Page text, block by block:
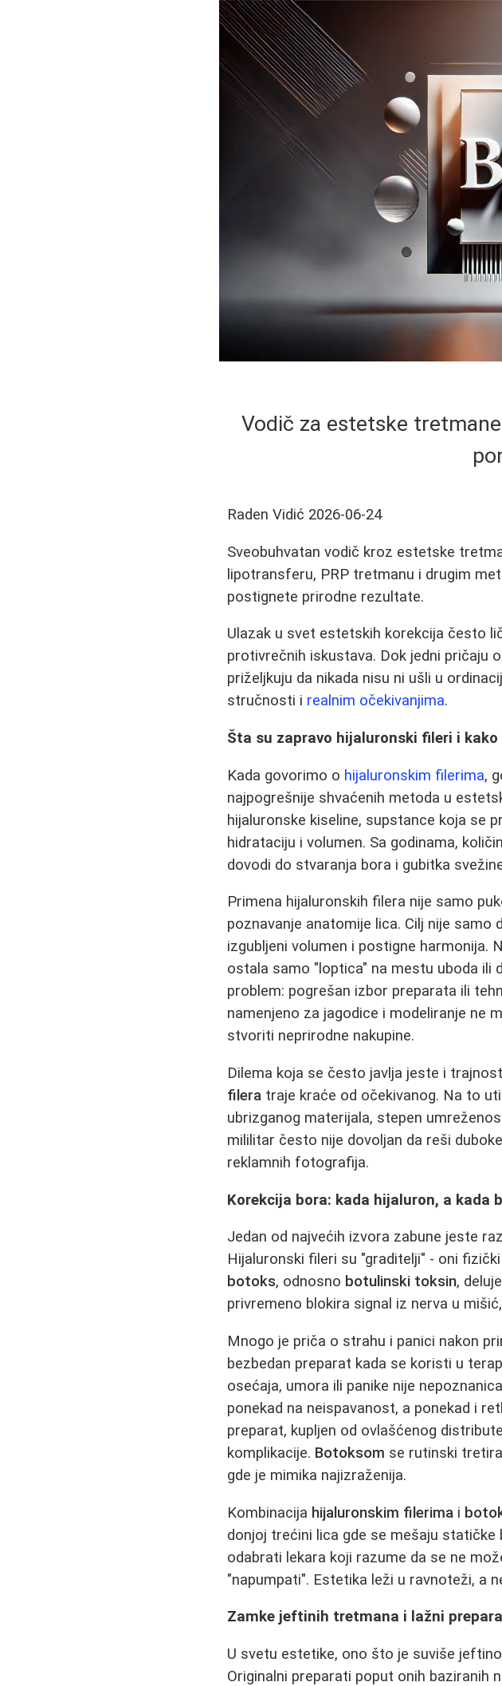
Vodič za estetske
Raden Vidić 2026-06-24
Sveobuhvatan vodič kroz estetske
lipotransferu, PRP tretmanu i drugim
postignete prirodne rezultate.
Ulazak u svet estetskih korekcija često
protivrečnih iskustava. Dok jedni pričaju
priželjkuju da nikada nisu ni ušli u
stručnosti i realnim očekivanjima.
Šta su zapravo hijaluronski fileri i
Kada govorimo o hijaluronskim filerima,
najpogrešnije shvaćenih metoda u
hijaluronske kiseline, supstance koja se
hidrataciju i volumen. Sa godinama,
dovodi do stvaranja bora i gubitka
Primena hijaluronskih filera nije samo
poznavanje anatomije lica. Cilj nije samo
izgubljeni volumen i postigne harmonija.
ostala samo "loptica" na mestu uboda ili
problem: pogrešan izbor preparata ili
namenjeno za jagodice i modeliranje ne
stvoriti neprirodne nakupine.
Dilema koja se često javlja jeste i
filera traje kraće od očekivanog. Na to
ubrizganog materijala, stepen
mililitar često nije dovoljan da reši
reklamnih fotografija.
Korekcija bora: kada hijaluron, a kada
Jedan od najvećih izvora zabune jeste
Hijaluronski fileri su "graditelji" - oni
botoks, odnosno botulinski toksin,
privremeno blokira signal iz nerva u
Mnogo je priča o strahu i panici nakon
bezbedan preparat kada se koristi u
osećaja, umora ili panike nije
ponekad na neispavanost, a ponekad i
preparat, kupljen od ovlašćenog
komplikacije. Botoksom se rutinski
gde je mimika najizraženija.
Kombinacija hijaluronskim filerima i
donjoj trećini lica gde se mešaju
odabrati lekara koji razume da se ne
"napumpati". Estetika leži u ravnoteži, a
Zamke jeftinih tretmana i lažni
U svetu estetike, ono što je suviše
Originalni preparati poput onih baziranih